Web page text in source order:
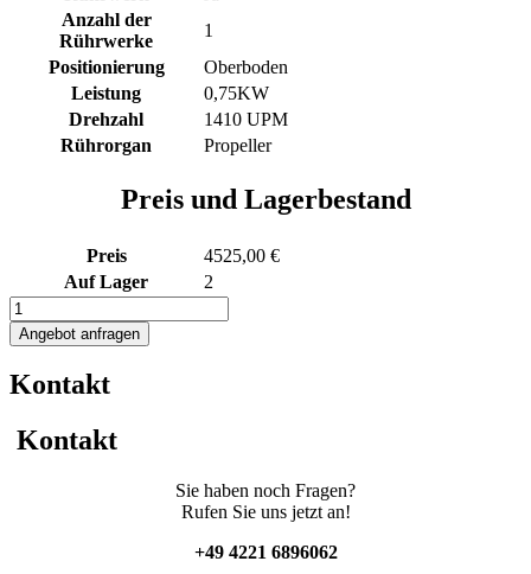
Anzahl der
Rührwerke
1
Positionierung
Oberboden
Leistung
0,75KW
Drehzahl
1410 UPM
Rührorgan
Propeller
Preis und Lagerbestand
Preis
4525,00 €
Auf Lager
2
653L
Edelstahlbehälter
mit
Propellerrührwerk
Menge
Angebot anfragen
Kontakt
Kontakt
Sie haben noch Fragen?
Rufen Sie uns jetzt an!
+49 4221 6896062